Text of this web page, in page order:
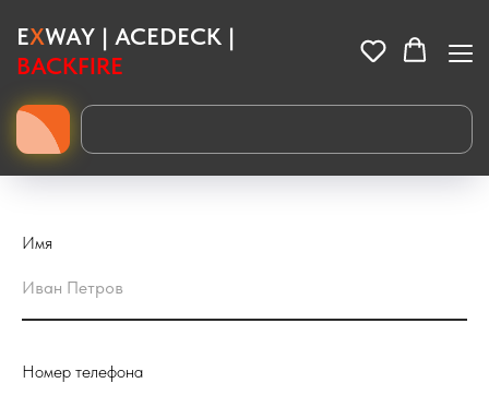
EXWAY | ACEDECK |
BACKFIRE
Купить ремни и шкивы для электроскейтов: каталог и цены
Хотите купить ремни и шкивы для электроскейта? В наличии
прочные приводные ремни Gates, шкивы Kegel и Abec для
Имя
Номер телефона